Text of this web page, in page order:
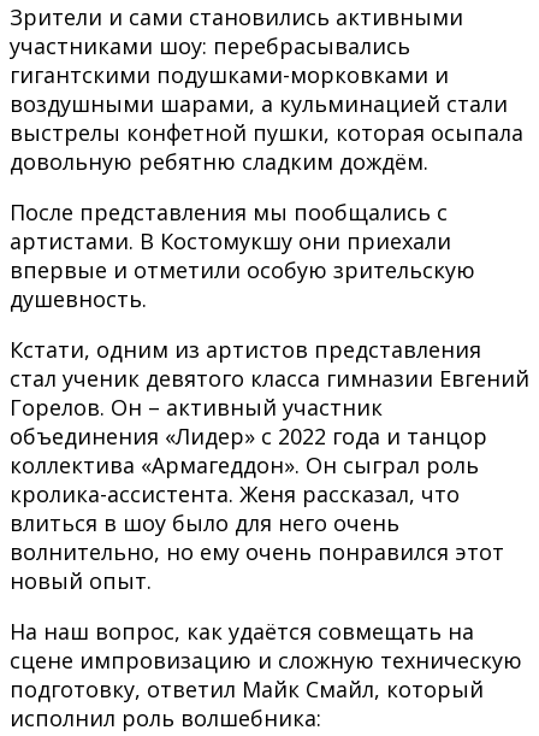
Зрители и сами становились активными
участниками шоу: перебрасывались
гигантскими подушками-морковками и
воздушными шарами, а кульминацией стали
выстрелы конфетной пушки, которая осыпала
довольную ребятню сладким дождём.
После представления мы пообщались с
артистами. В Костомукшу они приехали
впервые и отметили особую зрительскую
душевность.
Кстати, одним из артистов представления
стал ученик девятого класса гимназии Евгений
Горелов. Он – активный участник
объединения «Лидер» с 2022 года и танцор
коллектива «Армагеддон». Он сыграл роль
кролика-ассистента. Женя рассказал, что
влиться в шоу было для него очень
волнительно, но ему очень понравился этот
новый опыт.
На наш вопрос, как удаётся совмещать на
сцене импровизацию и сложную техническую
подготовку, ответил Майк Смайл, который
исполнил роль волшебника: